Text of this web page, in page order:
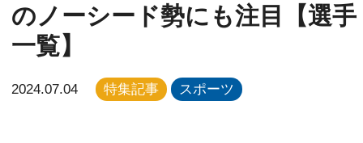
のノーシード勢にも注目【選手
一覧】
2024.07.04 特集記事 スポーツ